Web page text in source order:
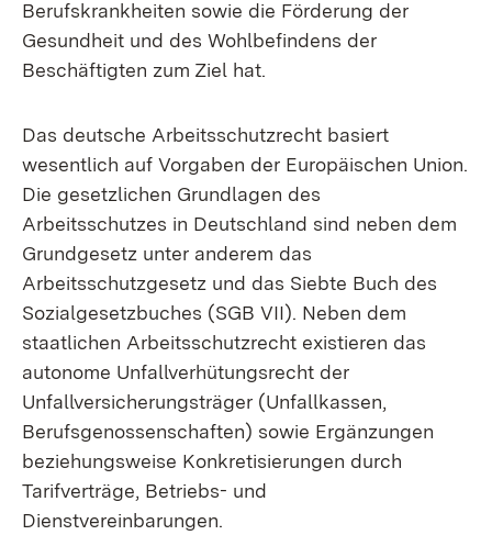
Berufskrankheiten sowie die Förderung der
Gesundheit und des Wohlbefindens der
Beschäftigten zum Ziel hat.
Das deutsche Arbeitsschutzrecht basiert
wesentlich auf Vorgaben der Europäischen Union.
Die gesetzlichen Grundlagen des
Arbeitsschutzes in Deutschland sind neben dem
Grundgesetz unter anderem das
Arbeitsschutzgesetz und das Siebte Buch des
Sozialgesetzbuches (SGB VII). Neben dem
staatlichen Arbeitsschutzrecht existieren das
autonome Unfallverhütungsrecht der
Unfallversicherungsträger (Unfallkassen,
Berufsgenossenschaften) sowie Ergänzungen
beziehungsweise Konkretisierungen durch
Tarifverträge, Betriebs- und
Dienstvereinbarungen.